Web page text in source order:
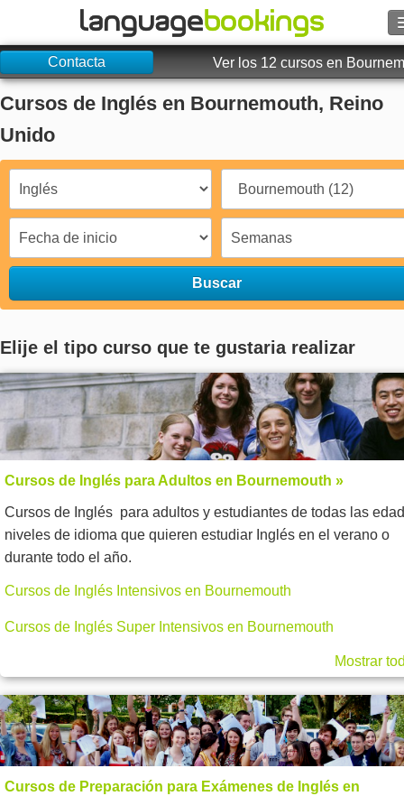
Buscar
Contacto
Identifícate
Ayuda
Idioma
Contacta Ver los 12 cursos en
Cursos de Inglés en Bournemouth, Reino
Unido
Buscar
Elije el tipo curso que te gustaria realizar
Cursos de Inglés para Adultos en Bournemouth »
Cursos de Inglés para adultos y estudiantes de todas las
niveles de idioma que quieren estudiar Inglés en el verano o
durante todo el año.
Cursos de Inglés Intensivos en Bournemouth
Cursos de Inglés Super Intensivos en Bournemouth
Mostrar
Cursos de Preparación para Exámenes de Inglés en